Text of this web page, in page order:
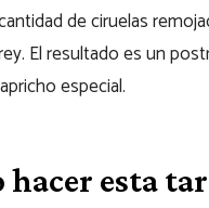
de ciruelas
El resultado es un
especial.
hacer esta